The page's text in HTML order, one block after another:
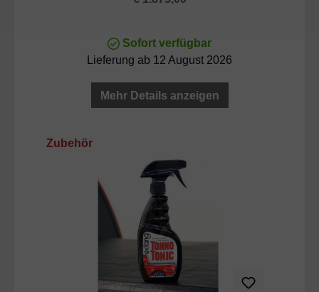
Sofort verfügbar
Lieferung ab 12 August 2026
Mehr Details anzeigen
Produktgalerie überspringen
Zubehör